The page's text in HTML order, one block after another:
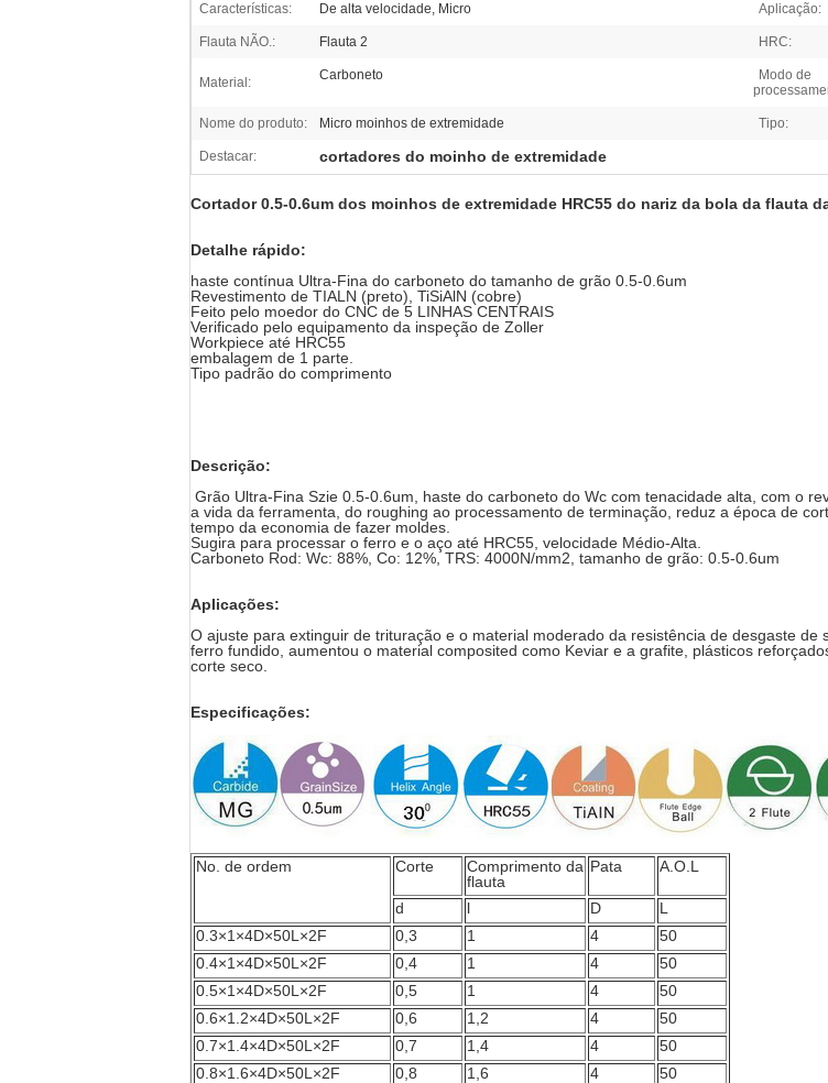
Características: De alta velocidade, Micro Aplicação:
Flauta NÃO.: Flauta 2 HRC:
Material: Carboneto
Modo de
Nome do produto: Micro moinhos de extremidade Tipo:
Destacar: cortadores do moinho de extremidade
Cortador 0.5-0.6um dos moinhos de extremidade HRC55 do nariz da bola da flauta
Detalhe rápido:
haste contínua Ultra-Fina do carboneto do tamanho de grão 0.5-0.6um
Revestimento de TIALN (preto), TiSiAlN (cobre)
Feito pelo moedor do CNC de 5 LINHAS CENTRAIS
Verificado pelo equipamento da inspeção de Zoller
Workpiece até HRC55
embalagem de 1 parte.
Tipo padrão do comprimento
Descrição:
Grão Ultra-Fina Szie 0.5-0.6um, haste do carboneto do Wc com tenacidade alta, com o
a vida da ferramenta, do roughing ao processamento de terminação, reduz a época de
tempo da economia de fazer moldes.
Sugira para processar o ferro e o aço até HRC55, velocidade Médio-Alta.
Carboneto Rod: Wc: 88%, Co: 12%, TRS: 4000N/mm2, tamanho de grão: 0.5-0.6um
Aplicações:
O ajuste para extinguir de trituração e o material moderado da resistência de desgaste de
ferro fundido, aumentou o material composited como Keviar e a grafite, plásticos
corte seco.
Especificações:
No. de ordem Corte
Comprimento da
flauta
Pata A.O.L
d l D
L
0.3×1×4D×50L×2F
0,3 1 4
50
0.4×1×4D×50L×2F
0,4 1 4
50
0.5×1×4D×50L×2F
0,5 1 4
50
0.6×1.2×4D×50L×2F
0,6 1,2 4
50
0.7×1.4×4D×50L×2F
0,7 1,4 4
50
0.8×1.6×4D×50L×2F
0,8 1,6 4
50